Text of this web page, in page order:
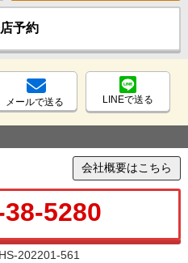
予約
メールで送る LINEで送る
会社概要はこちら
5280
202201-561